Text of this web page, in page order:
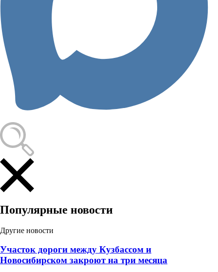
Популярные новости
Другие новости
Участок дороги между Кузбассом и
Новосибирском закроют на три месяца